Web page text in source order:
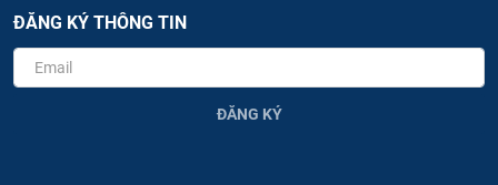
ĐĂNG KÝ THÔNG TIN
ĐĂNG KÝ